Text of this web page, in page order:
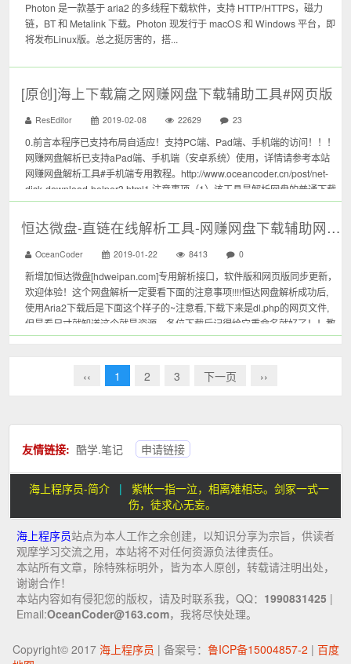
Photon 是一款基于 aria2 的多线程下载软件，支持 HTTP/HTTPS，磁力
链，BT 和 Metalink 下载。Photon 现发行于 macOS 和 Windows 平台，即
将发布Linux版。总之挺厉害的，搭...
[原创]海上下载篇之网赚网盘下载辅助工具#网页版
ResEditor 2019-02-08 22629 23
0.前言本程序已支持布局自适应！支持PC端、Pad端、手机端的访问！！！
网赚网盘解析已支持aPad端、手机端（安卓系统）使用，详情请参考本站
网赚网盘解析工具#手机端专用教程。http://www.oceancoder.cn/post/net-
disk-download-helper3.html1.注意事项（1）该工具是解析网盘的普通下载
地址，无...
恒达微盘-直链在线解析工具-网赚网盘下载辅助网页版+软件版
OceanCoder 2019-01-22 8413 0
新增加恒达微盘[hdweipan.com]专用解析接口，软件版和网页版同步更新，
欢迎体验！这个网盘解析一定要看下面的注意事项!!!!恒达网盘解析成功后,
使用Aria2下载后是下面这个样子的~注意看,下载下来是dl.php的网页文件,
但是看尺寸就知道这个就是资源，各位下载后记得给它重命名就好了！！教
大家一个技巧，这个文件的后缀名到底是什么呢？使用no...
‹‹ 1 2 3 下一页 ››
友情链接: 酷学.笔记 申请链接
海上程序员-简介 |
紫帐一指一泣，相离难相忘。剑冢一式一
伤，徒求心无妄。
海上程序员站点为本人工作之余创建，以知识分享为宗旨，供读者
观摩学习交流之用，本站将不对任何资源负法律责任。
本站所有文章，除特殊标明外，皆为本人原创，转载请注明出处，
谢谢合作！
本站内容如有侵犯您的版权，请及时联系我，QQ： 1990831425 |
Email:OceanCoder@163.com，我将尽快处理。
Copyright© 2017海上程序员 | 备案号：鲁ICP备15004857-2 |百度